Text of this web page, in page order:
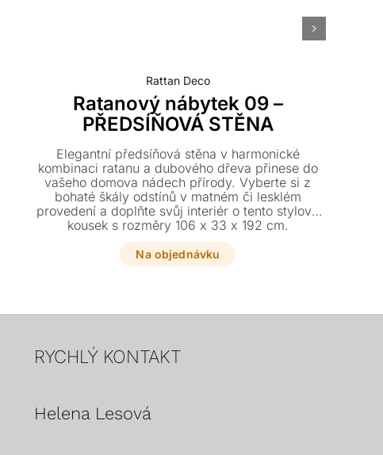
Rattan Deco
Ratanový nábytek 09 –
PŘEDSÍŇOVÁ STĚNA
Elegantní předsíňová stěna v harmonické
kombinaci ratanu a dubového dřeva přinese do
vašeho domova nádech přírody. Vyberte si z
bohaté škály odstínů v matném či lesklém
provedení a doplňte svůj interiér o tento stylový
kousek s rozměry 106 x 33 x 192 cm.
Na objednávku
RYCHLÝ KONTAKT
Helena Lesová